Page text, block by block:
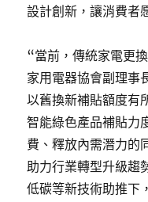
設計創新，讓消費者
“當前，傳統家電更
家用電器協會副理事
以舊換新補貼額度有
智能綠色產品補貼力
費、釋放內需潛力的
助力行業轉型升級趨
低碳等新技術助推下